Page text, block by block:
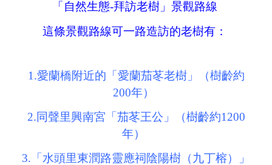
「自然生態-拜訪老樹」景觀路線
這條景觀路線可一路造訪的老樹有：
1.愛蘭橋附近的「愛蘭茄苳老樹」（樹齡約
200年）
2.同聲里興南宮「茄苳王公」（樹齡約1200
年）
3.「水頭里東潤路靈應祠陰陽樹（九丁榕）」